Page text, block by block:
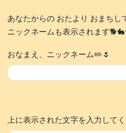
あなたからの おたより おまちし
ニックネームも表示されます
おなまえ、ニックネーム✏️🌷
上に表示された文字を入力してく